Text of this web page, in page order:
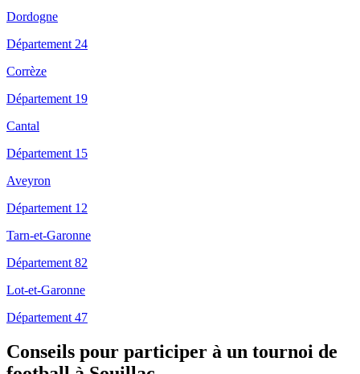
Dordogne
Département 24
Corrèze
Département 19
Cantal
Département 15
Aveyron
Département 12
Tarn-et-Garonne
Département 82
Lot-et-Garonne
Département 47
Conseils pour participer à un tournoi de